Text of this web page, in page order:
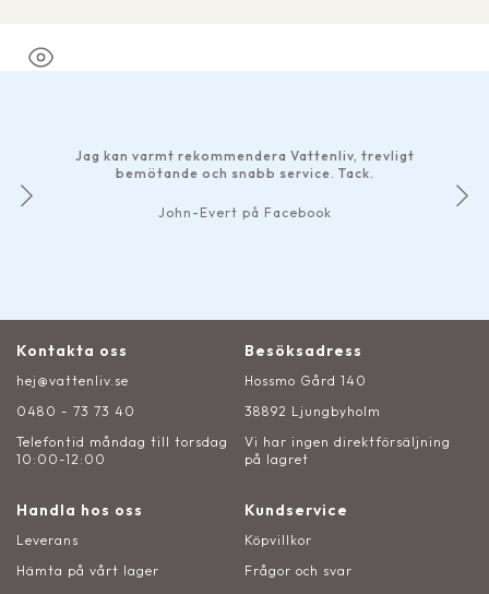
rekommendera Vattenliv, trevligt
och snabb service. Tack.
John-Evert på Facebook
smidiga
Det märks att
Kontakta oss
hej@vattenliv.se
0480 - 73 73 40
Telefontid måndag till torsdag
10:00-12:00
Besöksadress
Hossmo Gård 140
38892 Ljungbyholm
Vi har ingen direktförsäljning
på lagret
Handla hos oss
Leverans
Hämta på vårt lager
Kundservice
Köpvillkor
Frågor och svar